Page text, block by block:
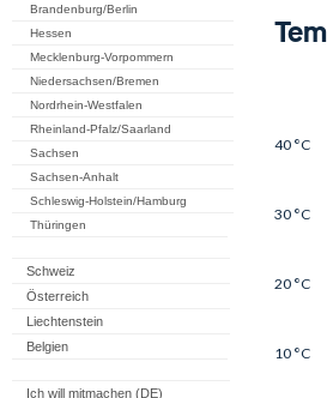
Brandenburg/Berlin
Hessen
Mecklenburg-Vorpommern
Niedersachsen/Bremen
Nordrhein-Westfalen
Rheinland-Pfalz/Saarland
Sachsen
Sachsen-Anhalt
Schleswig-Holstein/Hamburg
Thüringen
Schweiz
Österreich
Liechtenstein
Belgien
Ich will mitmachen (DE)